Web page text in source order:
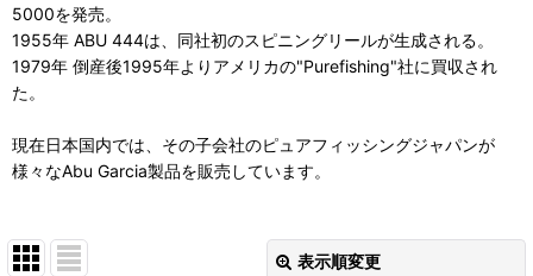
5000を発売。
1955年 ABU 444は、同社初のスピニングリールが生成される。
1979年 倒産後1995年よりアメリカの"Purefishing"社に買収され
た。
現在日本国内では、その子会社のピュアフィッシングジャパンが
様々なAbu Garcia製品を販売しています。
表示順変更